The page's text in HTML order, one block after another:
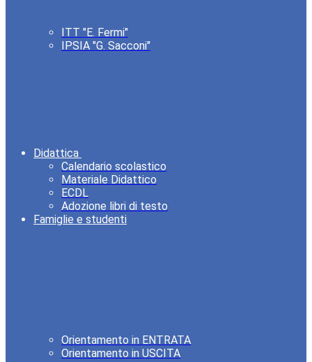
ITT "E. Fermi"
IPSIA "G. Sacconi"
Didattica
Calendario scolastico
Materiale Didattico
ECDL
Adozione libri di testo
Famiglie e studenti
Orientamento in ENTRATA
Orientamento in USCITA